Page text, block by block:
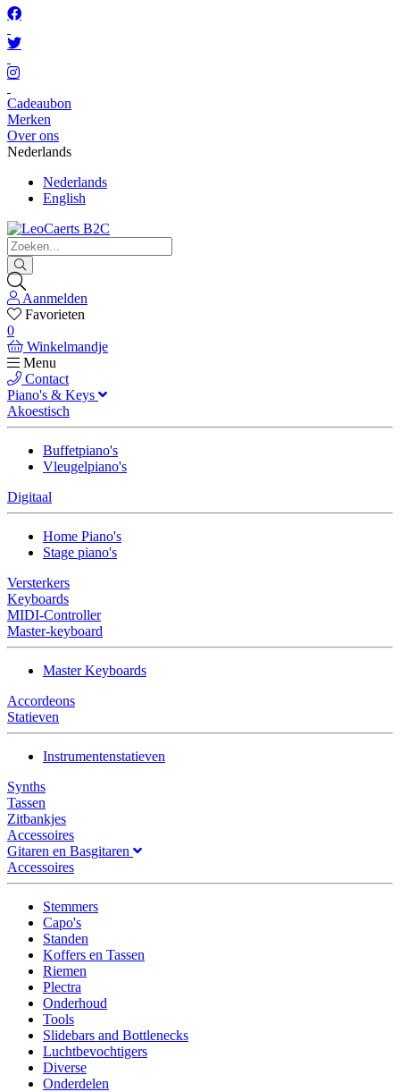
Cadeaubon
Merken
Over ons
Nederlands
Nederlands
English
Aanmelden
Favorieten
0
Winkelmandje
Menu
Contact
Piano's & Keys
Akoestisch
Buffetpiano's
Vleugelpiano's
Digitaal
Home Piano's
Stage piano's
Versterkers
Keyboards
MIDI-Controller
Master-keyboard
Master Keyboards
Accordeons
Statieven
Instrumentenstatieven
Synths
Tassen
Zitbankjes
Accessoires
Gitaren en Basgitaren
Accessoires
Stemmers
Capo's
Standen
Koffers en Tassen
Riemen
Plectra
Onderhoud
Tools
Slidebars and Bottlenecks
Luchtbevochtigers
Diverse
Onderdelen